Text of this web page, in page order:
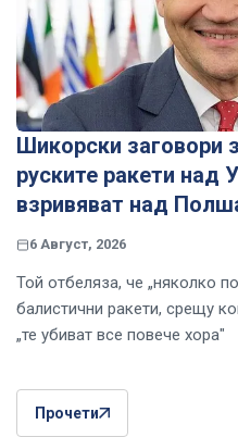
Шикорски заговори
руските ракети над
взривяват над
6 Август, 2026
Той отбеляза, че „няколко
балистични ракети, срещу
„те убиват все повече хора"
Прочети